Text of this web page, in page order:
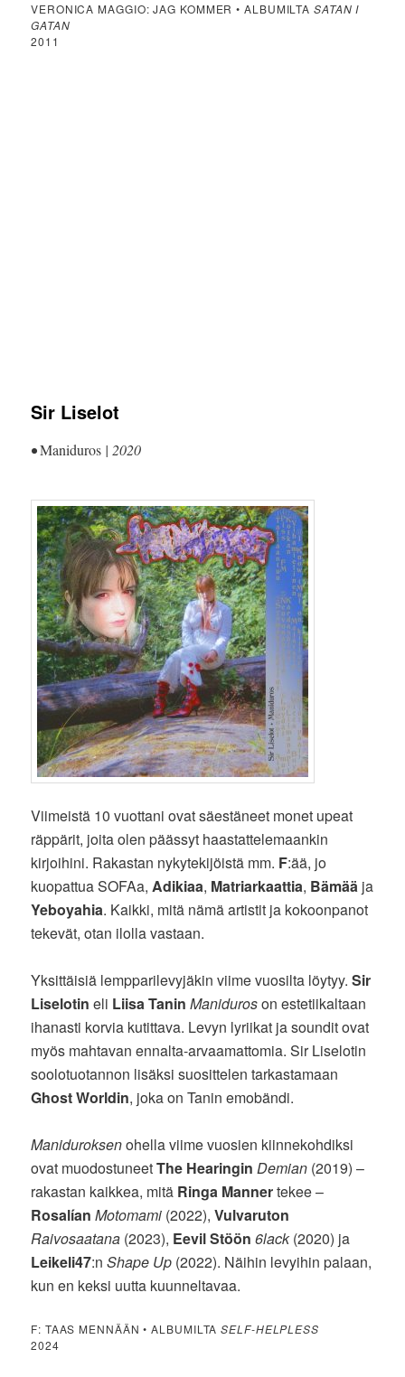
VERONICA MAGGIO: JAG KOMMER • ALBUMILTASATAN I
GATAN
2011
Sir Liselot
•Maniduros | 2020
Viimeistä 10 vuottani ovat säestäneet monet upeat
räppärit, joita olen päässyt haastattelemaankin
kirjoihini. Rakastan nykytekijöistä mm. F:ää, jo
kuopattua SOFAa, Adikiaa, Matriarkaattia, Bämää ja
Yeboyahia. Kaikki, mitä nämä artistit ja kokoonpanot
tekevät, otan ilolla vastaan.
Yksittäisiä lempparilevyjäkin viime vuosilta löytyy.Sir
Liselotin eli Liisa Tanin Maniduroson estetiikaltaan
ihanasti korvia kutittava. Levyn lyriikat ja soundit ovat
myös mahtavan ennalta-arvaamattomia. Sir Liselotin
soolotuotannon lisäksi suosittelen tarkastamaan
Ghost Worldin, joka on Tanin emobändi.
Maniduroksenohella viime vuosien kiinnekohdiksi
ovat muodostuneetThe Hearingin Demian (2019) –
rakastan kaikkea, mitä Ringa Mannertekee –
Rosalían Motomami (2022),Vulvaruton
Raivosaatana (2023), Eevil Stöön 6lack(2020) ja
Leikeli47:nShape Up (2022). Näihin levyihin palaan,
kun en keksi uutta kuunneltavaa.
F: TAAS MENNÄÄN • ALBUMILTASELF-HELPLESS
2024